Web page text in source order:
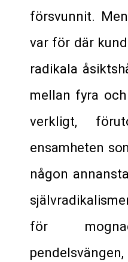
försvunnit.
var för där
radikala
mellan fyra
verkligt,
ensamheten
någon
för